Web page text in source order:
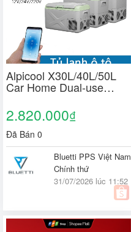
Alpicool X30L/40L/50L
Car Home Dual-use
12v/24V220V tủ lạnh nhỏ
trên ô tô cắm trại tủ lạnh
ô tô XD có2 ngăn
2.820.000₫
Đã Bán 0
Bluetti PPS Việt Nam
Chính thứ
31/07/2026 lúc 11:52